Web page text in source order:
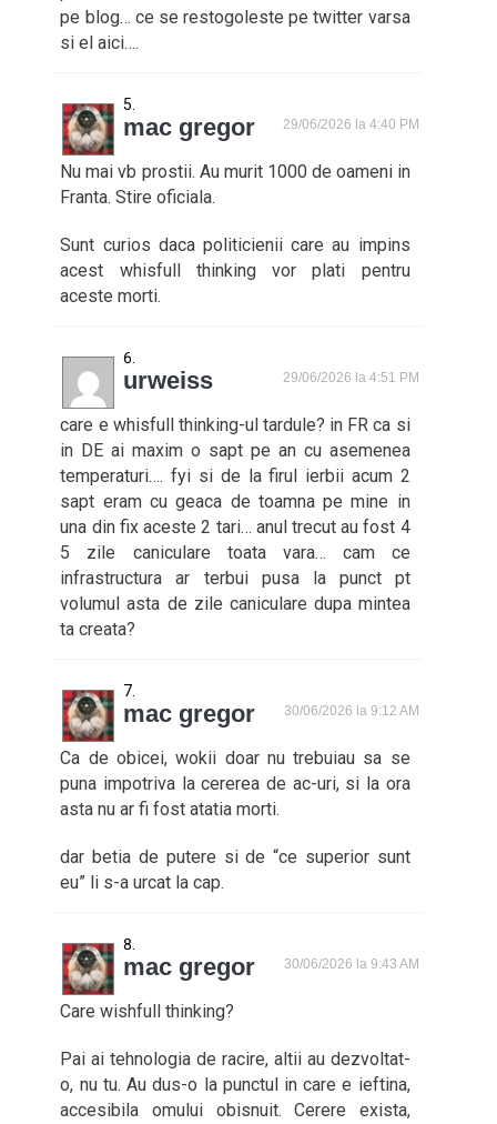
pe blog… ce se restogoleste pe twitter varsa
si el aici….
mac gregor 29/06/2026 la 4:40 PM
Nu mai vb prostii. Au murit 1000 de oameni in
Franta. Stire oficiala.
Sunt curios daca politicienii care au impins
acest whisfull thinking vor plati pentru
aceste morti.
urweiss 29/06/2026 la 4:51 PM
care e whisfull thinking-ul tardule? in FR ca si
in DE ai maxim o sapt pe an cu asemenea
temperaturi…. fyi si de la firul ierbii acum 2
sapt eram cu geaca de toamna pe mine in
una din fix aceste 2 tari… anul trecut au fost 4
5 zile caniculare toata vara… cam ce
infrastructura ar terbui pusa la punct pt
volumul asta de zile caniculare dupa mintea
ta creata?
mac gregor 30/06/2026 la 9:12 AM
Ca de obicei, wokii doar nu trebuiau sa se
puna impotriva la cererea de ac-uri, si la ora
asta nu ar fi fost atatia morti.
dar betia de putere si de “ce superior sunt
eu” li s-a urcat la cap.
mac gregor 30/06/2026 la 9:43 AM
Care wishfull thinking?
Pai ai tehnologia de racire, altii au dezvoltat-
o, nu tu. Au dus-o la punctul in care e ieftina,
accesibila omului obisnuit. Cerere exista,